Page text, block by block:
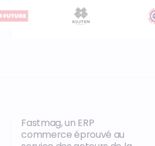
Fastmag, un ERP
commerce éprouvé au